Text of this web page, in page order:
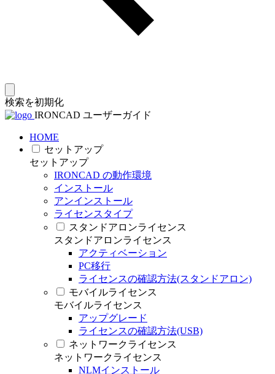
検索を初期化
IRONCAD ユーザーガイド
HOME
セットアップ
セットアップ
IRONCAD の動作環境
インストール
アンインストール
ライセンスタイプ
スタンドアロンライセンス
スタンドアロンライセンス
アクティベーション
PC移行
ライセンスの確認方法(スタンドアロン)
モバイルライセンス
モバイルライセンス
アップグレード
ライセンスの確認方法(USB)
ネットワークライセンス
ネットワークライセンス
NLMインストール